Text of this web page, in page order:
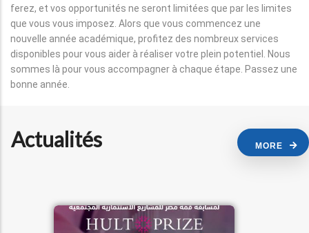
ferez, et vos opportunités ne seront limitées que par les limites
que vous vous imposez. Alors que vous commencez une
nouvelle année académique, profitez des nombreux services
disponibles pour vous aider à réaliser votre plein potentiel. Nous
sommes là pour vous accompagner à chaque étape. Passez une
bonne année.
Actualités MORE